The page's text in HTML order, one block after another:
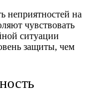
неприятностей на
чувствовать
ситуации
защиты, чем